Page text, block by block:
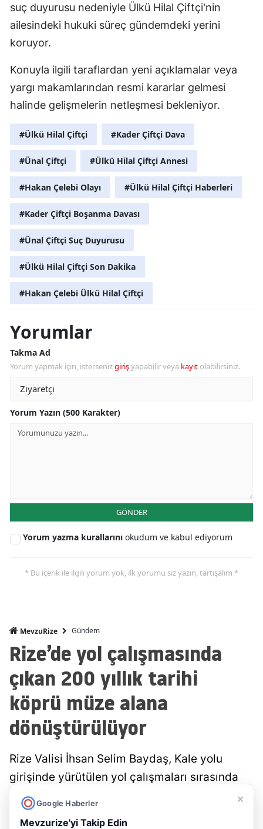
×
Google Haberler
Mevzurize'yi Takip Edin
suç duyurusu nedeniyle Ülkü Hilal Çiftçi'nin
ailesindeki hukuki süreç gündemdeki yerini
koruyor.
Konuyla ilgili taraflardan yeni açıklamalar veya
yargı makamlarından resmi kararlar gelmesi
halinde gelişmelerin netleşmesi bekleniyor.
#Ülkü Hilal Çiftçi #Kader Çiftçi Dava
#Ünal Çiftçi #Ülkü Hilal Çiftçi Annesi
#Hakan Çelebi Olayı #Ülkü Hilal Çiftçi Haberleri
#Kader Çiftçi Boşanma Davası
#Ünal Çiftçi Suç Duyurusu
#Ülkü Hilal Çiftçi Son Dakika
#Hakan Çelebi Ülkü Hilal Çiftçi
Yorumlar
Takma Ad
Yorum yapmak için, istersenizgirişyapabilir veya kayıt olabilirsiniz.
Yorum Yazın (500 Karakter)
GÖNDER
Yorum yazma kurallarını okudum ve kabul ediyorum
* Bu içerik ile ilgili yorum yok, ilk yorumu siz yazın, tartışalım *
MevzuRize Gündem
Rize’de yol çalışmasında
çıkan 200 yıllık tarihi
köprü müze alana
dönüştürülüyor
Rize Valisi İhsan Selim Baydaş, Kale yolu
girişinde yürütülen yol çalışmaları sırasında
gün yüzüne çıkarılan yaklaşık 200 yıllık tarihi
köprü alanında incelemelerde bulundu. Rize